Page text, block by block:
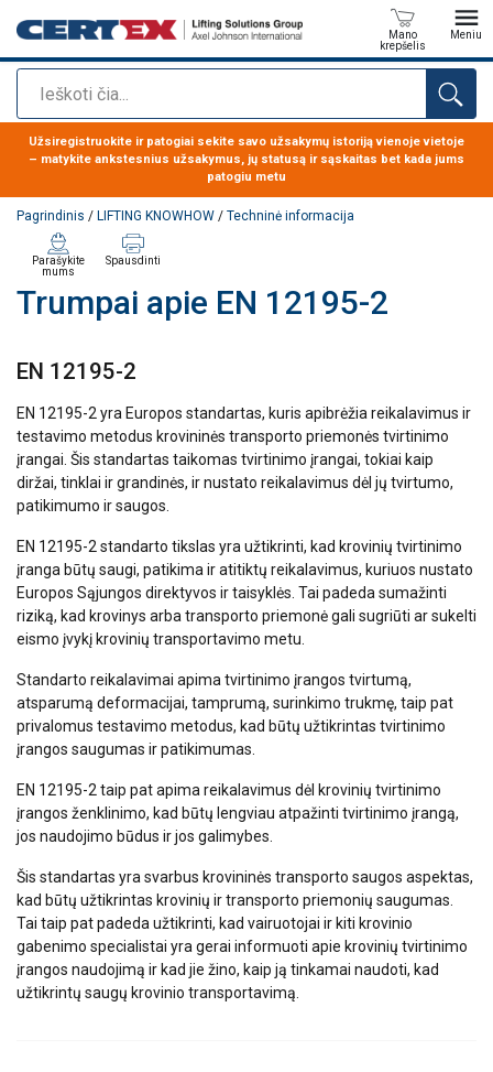
Paieška
Mano
krepšelis
Meniu
Produktas buvo pridėtas prie jūsų užklausos
Užsiregistruokite ir patogiai sekite savo užsakymų istoriją vienoje vietoje
– matykite ankstesnius užsakymus, jų statusą ir sąskaitas bet kada jums
patogiu metu
Pagrindinis / LIFTING KNOWHOW / Techninė informacija
Trumpai apie EN 12195-2
Parašykite
mums
Spausdinti
EN 12195-2
EN 12195-2 yra Europos standartas, kuris apibrėžia reikalavimus ir
testavimo metodus krovininės transporto priemonės tvirtinimo
įrangai. Šis standartas taikomas tvirtinimo įrangai, tokiai kaip
diržai, tinklai ir grandinės, ir nustato reikalavimus dėl jų tvirtumo,
patikimumo ir saugos.
EN 12195-2 standarto tikslas yra užtikrinti, kad krovinių tvirtinimo
įranga būtų saugi, patikima ir atitiktų reikalavimus, kuriuos nustato
Europos Sąjungos direktyvos ir taisyklės. Tai padeda sumažinti
riziką, kad krovinys arba transporto priemonė gali sugriūti ar sukelti
eismo įvykį krovinių transportavimo metu.
Standarto reikalavimai apima tvirtinimo įrangos tvirtumą,
atsparumą deformacijai, tamprumą, surinkimo trukmę, taip pat
privalomus testavimo metodus, kad būtų užtikrintas tvirtinimo
įrangos saugumas ir patikimumas.
EN 12195-2 taip pat apima reikalavimus dėl krovinių tvirtinimo
įrangos ženklinimo, kad būtų lengviau atpažinti tvirtinimo įrangą,
jos naudojimo būdus ir jos galimybes.
Šis standartas yra svarbus krovininės transporto saugos aspektas,
kad būtų užtikrintas krovinių ir transporto priemonių saugumas.
Tai taip pat padeda užtikrinti, kad vairuotojai ir kiti krovinio
gabenimo specialistai yra gerai informuoti apie krovinių tvirtinimo
įrangos naudojimą ir kad jie žino, kaip ją tinkamai naudoti, kad
užtikrintų saugų krovinio transportavimą.